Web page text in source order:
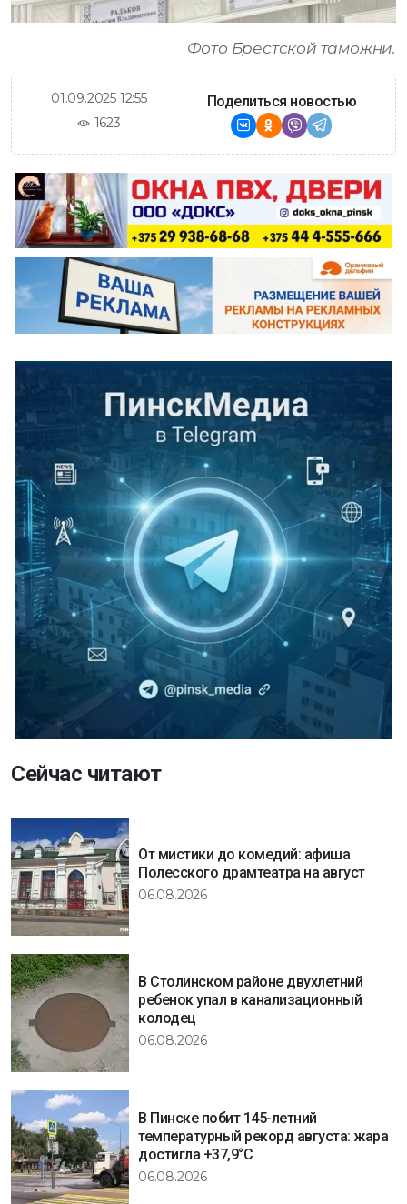
Фото Брестской таможни.
01.09.2025 12:55
1623
Поделиться новостью
Сейчас читают
От мистики до комедий: афиша
Полесского драмтеатра на август
06.08.2026
В Столинском районе двухлетний
ребенок упал в канализационный
колодец
06.08.2026
В Пинске побит 145-летний
температурный рекорд августа: жара
достигла +37,9°C
06.08.2026